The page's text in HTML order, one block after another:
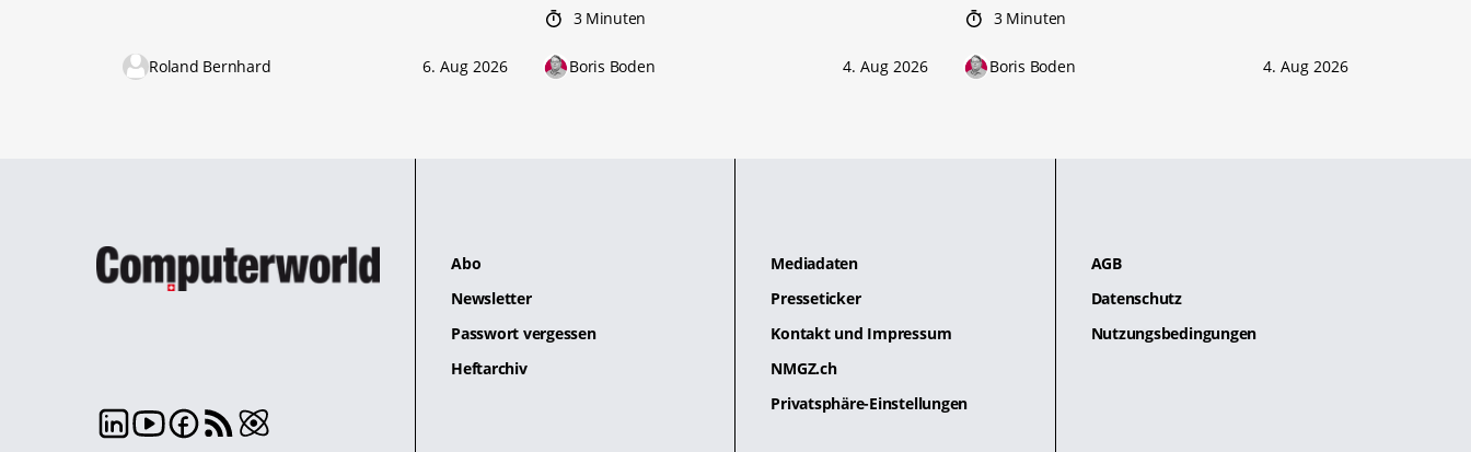
Roland Bernhard 6. Aug 2026
3 Minuten
Boris Boden 4. Aug 2026
3 Minuten
Boris Boden 4. Aug 2026
Abo
Newsletter
Passwort vergessen
Heftarchiv
Mediadaten
Presseticker
Kontakt und Impressum
NMGZ.ch
Privatsphäre-Einstellungen
AGB
Datenschutz
Nutzungsbedingungen